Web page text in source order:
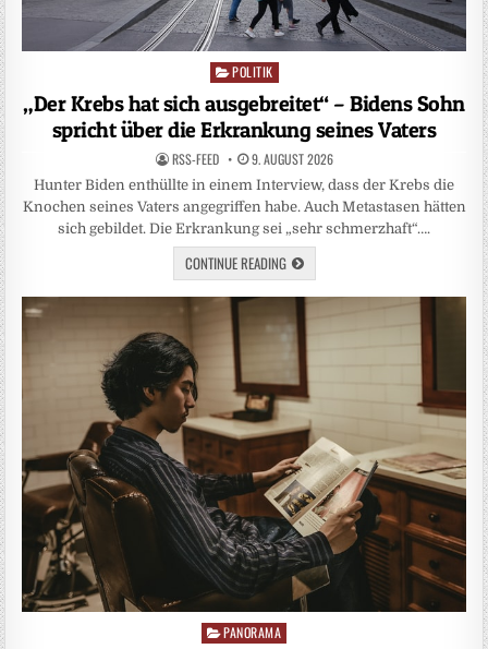
Posted
POLITIK
„Der Krebs hat sich ausgebreitet“ – Bidens Sohn
spricht über die Erkrankung seines Vaters
RSS-FEED 9. AUGUST 2026
Hunter Biden enthüllte in einem Interview, dass der Krebs die
Knochen seines Vaters angegriffen habe. Auch Metastasen hätten
sich gebildet. Die Erkrankung sei „sehr schmerzhaft“….
CONTINUE READING
Posted
PANORAMA